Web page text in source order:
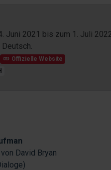
Juni 2021 bis zum 1. Juli
Offizielle Website
David Bryan